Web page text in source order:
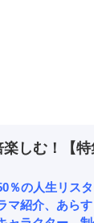
楽しむ！【
％の人生リス
マ紹介、あら